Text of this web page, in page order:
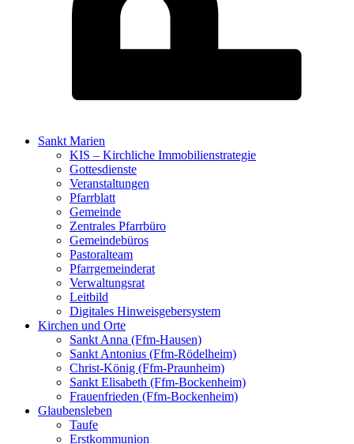
Sankt Marien
KIS – Kirchliche Immobilienstrategie
Gottesdienste
Veranstaltungen
Pfarrblatt
Gemeinde
Zentrales Pfarrbüro
Gemeindebüros
Pastoralteam
Pfarrgemeinderat
Verwaltungsrat
Leitbild
Digitales Hinweisgebersystem
Kirchen und Orte
Sankt Anna (Ffm-Hausen)
Sankt Antonius (Ffm-Rödelheim)
Christ-König (Ffm-Praunheim)
Sankt Elisabeth (Ffm-Bockenheim)
Frauenfrieden (Ffm-Bockenheim)
Glaubensleben
Taufe
Erstkommunion